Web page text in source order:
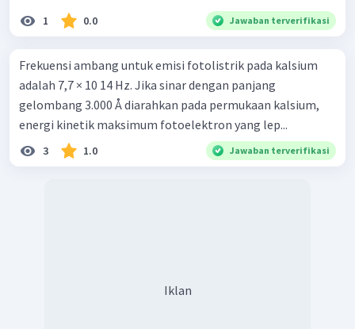
1 0.0 Jawaban terverifikasi
Frekuensi ambang untuk emisi fotolistrik pada kalsium
adalah 7,7 × 10 14 Hz. Jika sinar dengan panjang
gelombang 3.000 Å diarahkan pada permukaan kalsium,
energi kinetik maksimum fotoelektron yang lep...
3 1.0 Jawaban terverifikasi
Iklan